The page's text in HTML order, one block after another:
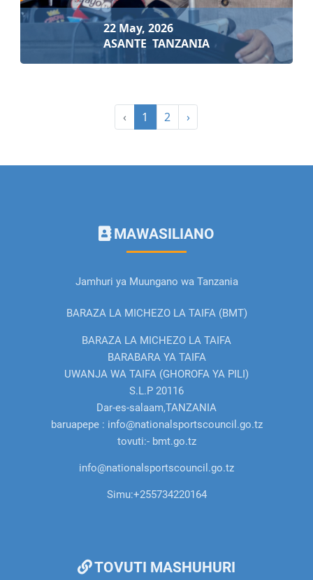
Soma zaidi
22 May, 2026
ASANTE TANZANIA
‹ 1 2 ›
MAWASILIANO
Jamhuri ya Muungano wa Tanzania
BARAZA LA MICHEZO LA TAIFA (BMT)
BARAZA LA MICHEZO LA TAIFA
BARABARA YA TAIFA
UWANJA WA TAIFA (GHOROFA YA PILI)
S.L.P 20116
Dar-es-salaam,TANZANIA
baruapepe : info@nationalsportscouncil.go.tz
tovuti:- bmt.go.tz
info@nationalsportscouncil.go.tz
Simu:+255734220164
TOVUTI MASHUHURI